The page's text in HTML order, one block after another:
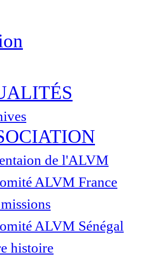
de l'ALVM
ALVM France
ALVM Sénégal
histoire